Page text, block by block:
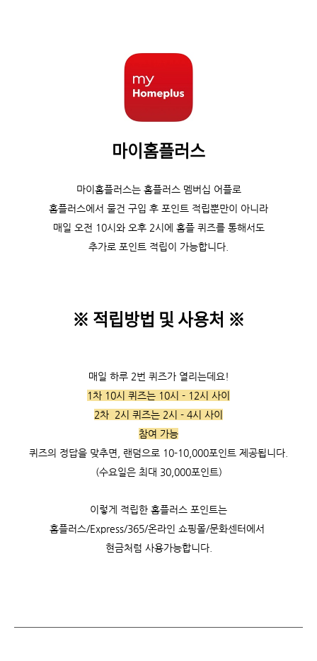
마이홈플러스
마이홈플러스는 홈플러스 멤버십 어플로
홈플러스에서 물건 구입 후 포인트 적립뿐만이 아니라
매일 오전 10시와 오후 2시에 홈플 퀴즈를 통해서도
추가로 포인트 적립이 가능합니다.
※ 적립방법 및 사용처 ※
매일 하루 2번 퀴즈가 열리는데요!
1차 10시 퀴즈는 10시 - 12시 사이
2차 2시 퀴즈는 2시 - 4시 사이
참여 가능
퀴즈의 정답을 맞추면, 랜덤으로 10-10,000포인트 제공됩니다.
(수요일은 최대 30,000포인트)
이렇게 적립한 홈플러스 포인트는
홈플러스/Express/365/온라인 쇼핑몰/문화센터에서
현금처럼 사용가능합니다.